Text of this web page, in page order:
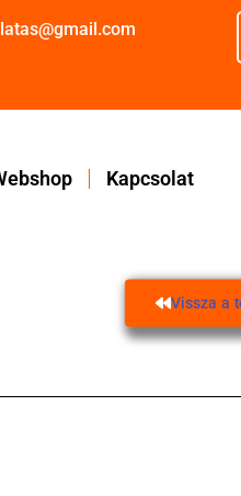
Kapcsolat
Vissza a